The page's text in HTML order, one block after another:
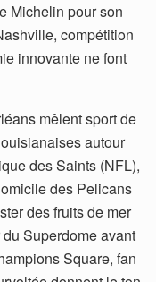
Michelin pour son
compétition
innovante ne font
mêlent sport de
autour
des Saints (NFL),
des Pelicans
des fruits de mer
Superdome avant
Square, fan